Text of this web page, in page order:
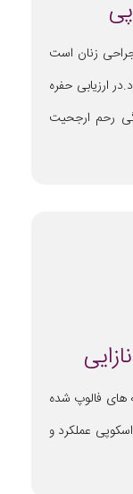
جراحی زنان است
ارزیابی حفره
رحم ارجحیت
های فالوپ شده
عملکرد و